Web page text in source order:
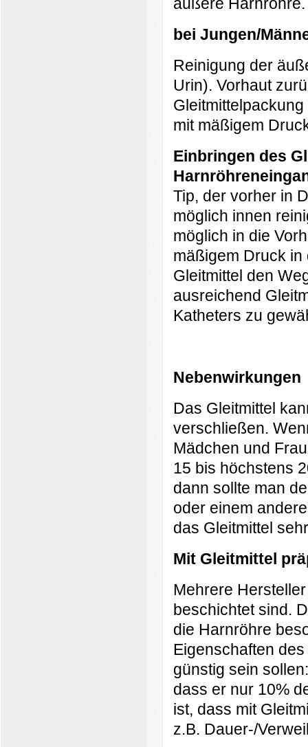
äußere Harnröhre.
bei Jungen/
Reinigung der
Urin). Vorhaut
mit mäßigem
Einbringen des
Tip, der vorher in
möglich innen
möglich in die
mäßigem Druck in
Gleitmittel den
ausreichend
Katheters zu
Nebenwirkungen
Das Gleitmittel
verschließen.
Mädchen und
15 bis höchstens
dann sollte man
oder einem
das Gleitmittel
Mit Gleitmittel
Mehrere
beschichtet sind.
die Harnröhre
Eigenschaften
günstig sein
dass er nur 10%
ist, dass mit
z.B. Dauer-/